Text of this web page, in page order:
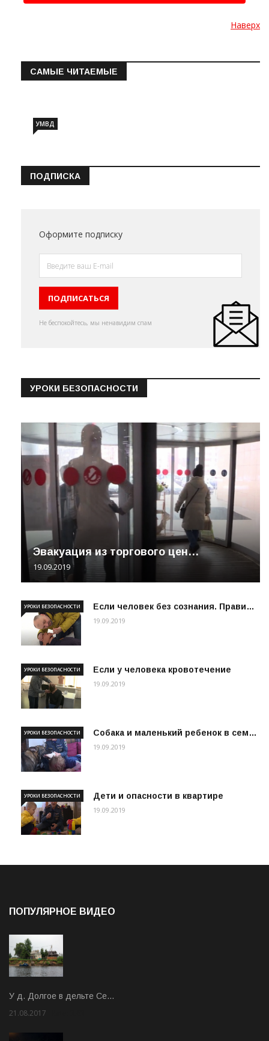
Наверх
САМЫЕ ЧИТАЕМЫЕ
УМВД
ПОДПИСКА
Оформите подписку
Не беспокойтесь, мы ненавидим спам
УРОКИ БЕЗОПАСНОСТИ
Эвакуация из торгового цен…
19.09.2019
Если человек без сознания. Прави…
УРОКИ БЕЗОПАСНОСТИ
19.09.2019
Если у человека кровотечение
УРОКИ БЕЗОПАСНОСТИ
19.09.2019
Собака и маленький ребенок в сем…
УРОКИ БЕЗОПАСНОСТИ
19.09.2019
Дети и опасности в квартире
УРОКИ БЕЗОПАСНОСТИ
19.09.2019
ПОПУЛЯРНОЕ ВИДЕО
У д. Долгое в дельте Се…
21.08.2017